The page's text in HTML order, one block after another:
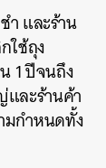
ำและร้าน
ใช้ถุง
1ปีจนถึง
ละร้านค้า
มกำหนดทั้ง